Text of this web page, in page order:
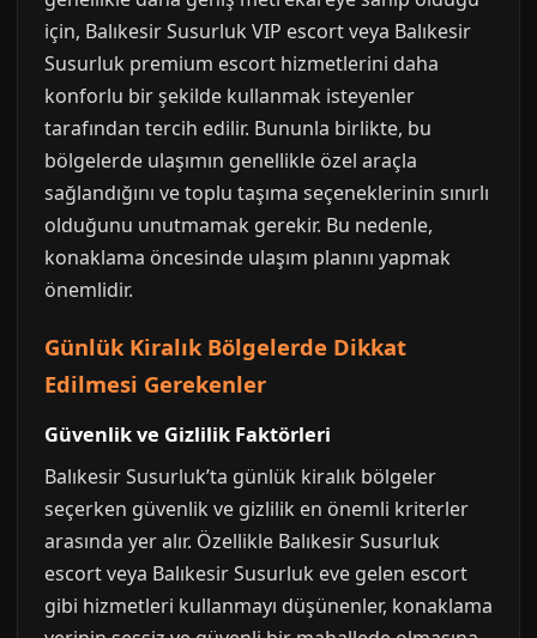
için, Balıkesir Susurluk VIP escort veya Balıkesir
Susurluk premium escort hizmetlerini daha
konforlu bir şekilde kullanmak isteyenler
tarafından tercih edilir. Bununla birlikte, bu
bölgelerde ulaşımın genellikle özel araçla
sağlandığını ve toplu taşıma seçeneklerinin sınırlı
olduğunu unutmamak gerekir. Bu nedenle,
konaklama öncesinde ulaşım planını yapmak
önemlidir.
Günlük Kiralık Bölgelerde Dikkat
Edilmesi Gerekenler
Güvenlik ve Gizlilik Faktörleri
Balıkesir Susurluk’ta günlük kiralık bölgeler
seçerken güvenlik ve gizlilik en önemli kriterler
arasında yer alır. Özellikle Balıkesir Susurluk
escort veya Balıkesir Susurluk eve gelen escort
gibi hizmetleri kullanmayı düşünenler, konaklama